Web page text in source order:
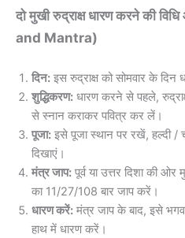
दो मुखी रुद्राक्ष धारण करने की
and Mantra)
दिन: इस रुद्राक्ष को सोमवार के
शुद्धिकरण: धारण करने से पहले,
से स्नान कराकर पवित्र कर लें।
पूजा: इसे पूजा स्थान पर रखें, हल्दी /
दिखाएं।
मंत्र जाप: पूर्व या उत्तर दिशा की
का 11/27/108 बार जाप करें।
धारण करें: मंत्र जाप के बाद, इसे
हाथ में धारण करें।